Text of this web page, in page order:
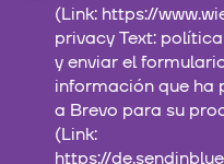
(Link: https://
privacy Text:
y enviar el
información que ha
a Brevo para su
(Link:
https://